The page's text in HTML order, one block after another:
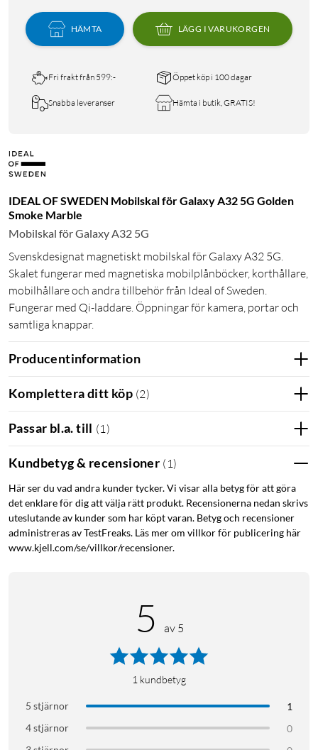
HÄMTA LÄGG I VARUKORGEN
Fri frakt från 599:- Öppet köp i 100 dagar
Snabba leveranser Hämta i butik, GRATIS!
IDEAL OF SWEDEN Mobilskal för Galaxy A32 5G Golden
Smoke Marble
Mobilskal för Galaxy A32 5G
Svenskdesignat magnetiskt mobilskal för Galaxy A32 5G.
Skalet fungerar med magnetiska mobilplånböcker, korthållare,
mobilhållare och andra tillbehör från Ideal of Sweden.
Fungerar med Qi-laddare. Öppningar för kamera, portar och
samtliga knappar.
Producentinformation
Komplettera ditt köp (2)
Passar bl.a. till (1)
Kundbetyg & recensioner ( 1)
Här ser du vad andra kunder tycker. Vi visar alla betyg för att göra
det enklare för dig att välja rätt produkt. Recensionerna nedan skrivs
uteslutande av kunder som har köpt varan. Betyg och recensioner
administreras av TestFreaks. Läs mer om villkor för publicering här
www.kjell.com/se/villkor/recensioner.
5 av 5
1 kundbetyg
5 stjärnor
1
4 stjärnor
0